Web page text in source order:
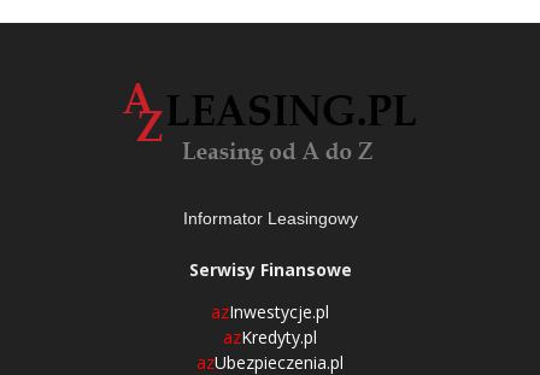
Informator Leasingowy
Serwisy Finansowe
azInwestycje.pl
azKredyty.pl
azUbezpieczenia.pl